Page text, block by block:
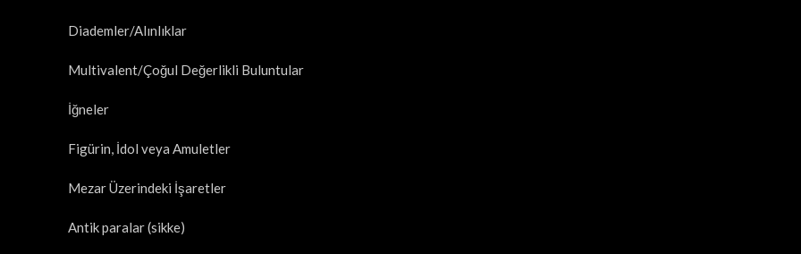
Diademler/Alınlıklar
Multivalent/Çoğul Değerlikli Buluntular
İğneler
Figürin, İdol veya Amuletler
Mezar Üzerindeki İşaretler
Antik paralar (sikke)